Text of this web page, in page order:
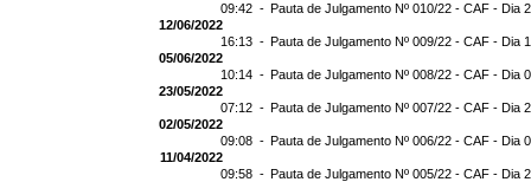
09:42 - Pauta de Julgamento Nº 010/22 - CAF - Dia
12/06/2022
16:13 - Pauta de Julgamento Nº 009/22 - CAF - Dia
05/06/2022
10:14 - Pauta de Julgamento Nº 008/22 - CAF - Dia
23/05/2022
07:12 - Pauta de Julgamento Nº 007/22 - CAF - Dia
02/05/2022
09:08 - Pauta de Julgamento Nº 006/22 - CAF - Dia
11/04/2022
09:58 - Pauta de Julgamento Nº 005/22 - CAF - Dia